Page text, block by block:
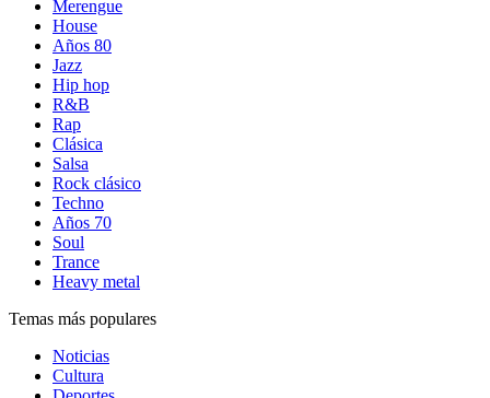
Merengue
House
Años 80
Jazz
Hip hop
R&B
Rap
Clásica
Salsa
Rock clásico
Techno
Años 70
Soul
Trance
Heavy metal
Temas más populares
Noticias
Cultura